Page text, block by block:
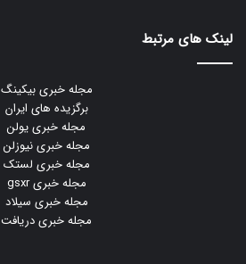
لینک های مرتبط
مجله خبری بیکینگ
برگزیده های ایران
مجله خبری یولن
مجله خبری نیوزلن
مجله خبری لستک
مجله خبری gsxr
مجله خبری سیلاد
مجله خبری دریافت